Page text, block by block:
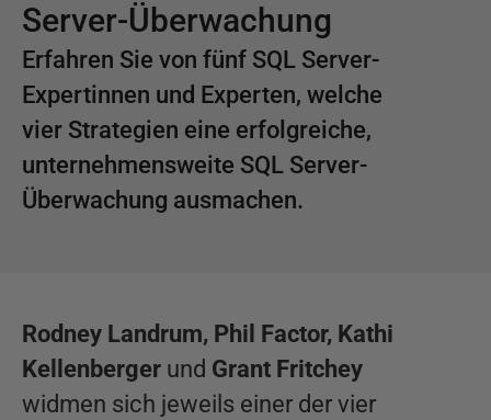
Server-Überwachung
Erfahren Sie von fünf SQL Server-
Expertinnen und Experten, welche
vier Strategien eine erfolgreiche,
unternehmensweite SQL Server-
Überwachung ausmachen.
Rodney Landrum, Phil Factor, Kathi
Kellenberger und Grant Fritchey
widmen sich jeweils einer der vier